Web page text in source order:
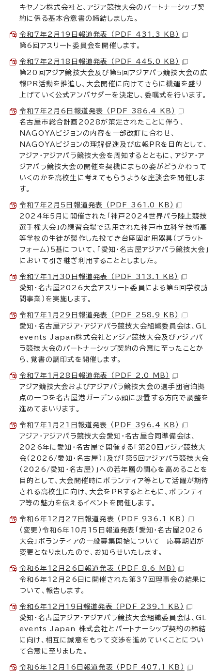
キヤノン株式会社と、アジア競技大会のパートナーシップ契
約に係る基本合意書の締結しました。
令和7年2月19日報道発表 （PDF 431.3 KB）
第6回アスリート委員会を開催します。
令和7年2月18日報道発表 （PDF 445.0 KB）
第20回アジア競技大会及び第5回アジアパラ競技大会の広
報PR活動を推進し、大会開催に向けてさらに機運を盛り
上げていく公式アンバサダーを決定し、委嘱式を行います。
令和7年2月6日報道発表 （PDF 386.4 KB）
名古屋市総合計画2028が策定されたことに伴う、
NAGOYAビジョンの内容を一部改訂に合わせ、
NAGOYAビジョンの理解促進及び広報PRを目的として、
アジア・アジアパラ競技大会を周知するとともに、アジア・ア
ジアパラ競技大会の開催を契機にまちの姿がどうかわって
いくのかを高校生に考えてもらうような座談会を開催しま
す。
令和7年2月5日報道発表 （PDF 361.0 KB）
2024年5月に開催された「神戸2024世界パラ陸上競技
選手権大会」の練習会場で活用された神戸市立科学技術高
等学校の生徒が製作した投てき台座固定用器具（プラット
フォーム）5基について、「愛知・名古屋アジアパラ競技大会」
において引き継ぎ利用することとしました。
令和7年1月30日報道発表 （PDF 313.1 KB）
愛知・名古屋2026大会アスリート委員による第5回学校訪
問事業）を実施します。
令和7年1月29日報道発表 （PDF 258.9 KB）
愛知・名古屋アジア・アジアパラ競技大会組織委員会は、GL
events Japan株式会社とアジア競技大会及びアジアパ
ラ競技大会のパートナーシップ契約の合意に至ったことか
ら、覚書の調印式を開催します。
令和7年1月28日報道発表 （PDF 2.0 MB）
アジア競技大会およびアジアパラ競技大会の選手団宿泊拠
点の一つを名古屋港ガーデンふ頭に設置する方向で調整を
進めてまいります。
令和7年1月21日報道発表 （PDF 396.4 KB）
アジア・アジアパラ競技大会愛知・名古屋合同準備会は、
2026年に愛知・名古屋で開催する「第20回アジア競技大
会（2026/愛知・名古屋）」及び「第5回アジアパラ競技大会
（2026/愛知・名古屋）」への若年層の関心を高めることを
目的として、大会開催時にボランティア等として活躍が期待
される高校生に向け、大会をPRするとともに、ボランティ
ア等の魅力を伝えるイベントを開催します。
令和6年12月27日報道発表 （PDF 936.1 KB）
（変更）令和6年10月15日報道発表「愛知・名古屋2026
大会」ボランティアの一般募集開始について 応募期間が
変更となりましたので、お知らせいたします。
令和6年12月26日報道発表 （PDF 8.6 MB）
令和6年12月26日に開催された第37回理事会の結果に
ついて、報告します。
令和6年12月19日報道発表 （PDF 239.1 KB）
愛知・名古屋アジア・アジアパラ競技大会組織委員会は、GL
events Japan 株式会社とパートナーシップ契約の締結
に向け、相互に誠意をもって交渉を進めていくことについ
て合意に至りました。
令和6年12月16日報道発表 （PDF 407.1 KB）